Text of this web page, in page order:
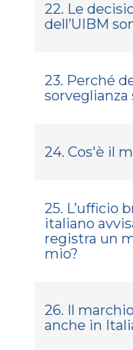
22. Le
dell’UIBM
23. Perché
sorveglianza
24. Cos'è il
25. L’ufficio
italiano
registra un
mio?
26. Il
anche in